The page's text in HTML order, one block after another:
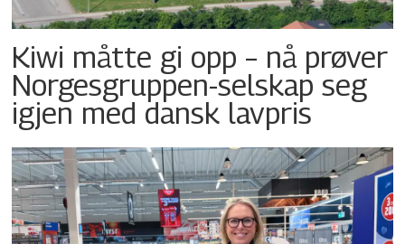
Kiwi måtte gi opp – nå prøver
Norgesgruppen-selskap seg
igjen med dansk lavpris